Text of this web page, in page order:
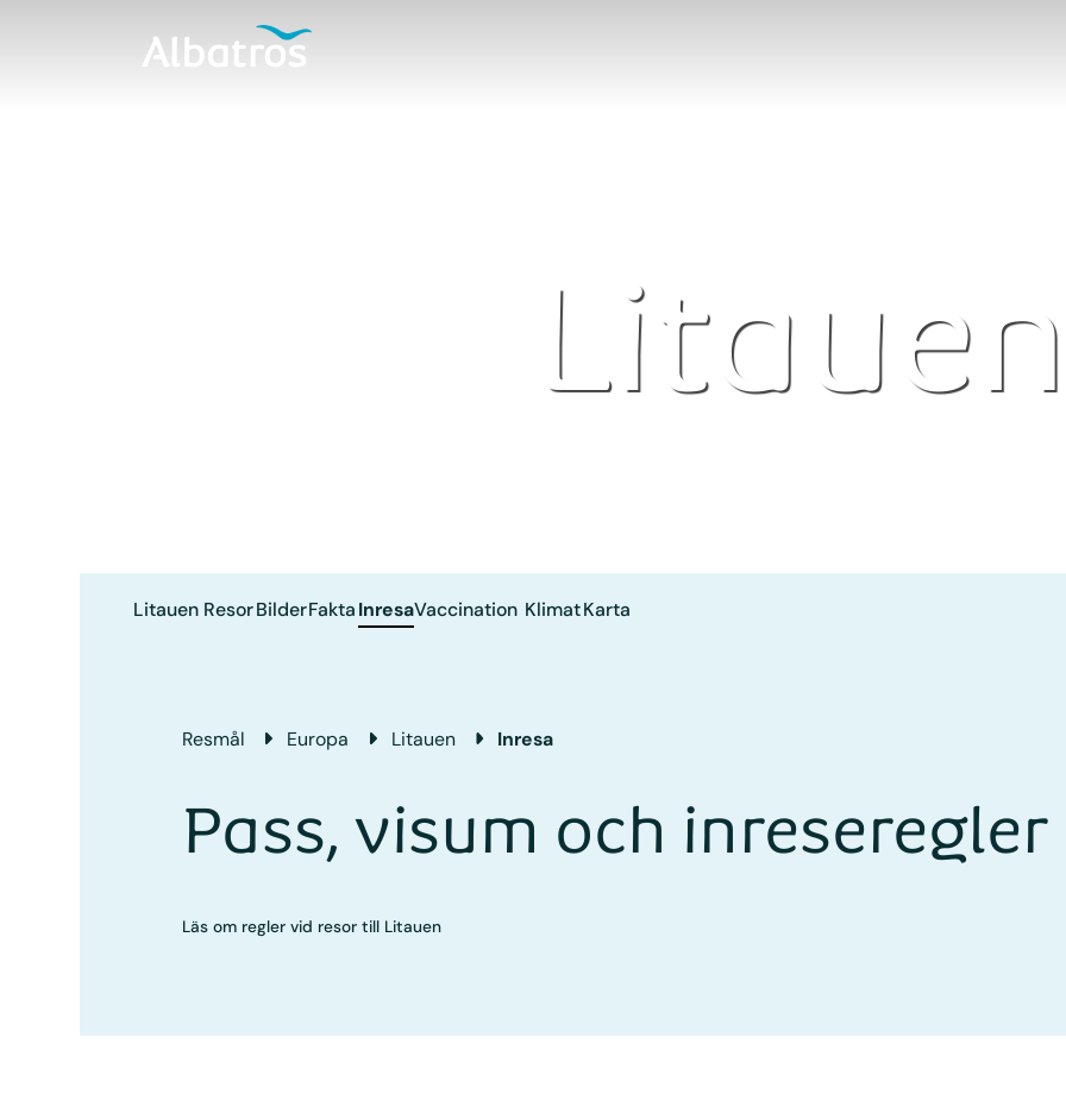
Litauen
Litauen ResorBilderFaktaInresaVaccination KlimatKarta
Resmål Europa Litauen Inresa
Pass, visum och
Läs om regler vid resor till Litauen